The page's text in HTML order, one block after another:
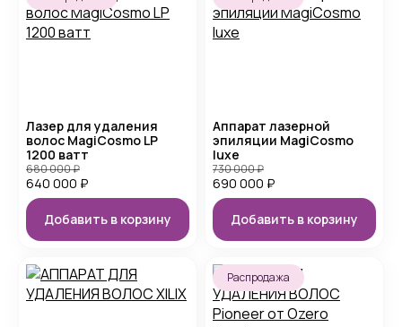
Лазер для удаления
волос MagiCosmo LP
1200 ватт
640 000 ₽
680 000₽
Добавить в корзину
Аппарат лазерной
эпиляции MagiCosmo
luxe
690 000 ₽
730 000₽
Добавить в корзину
Распродажа